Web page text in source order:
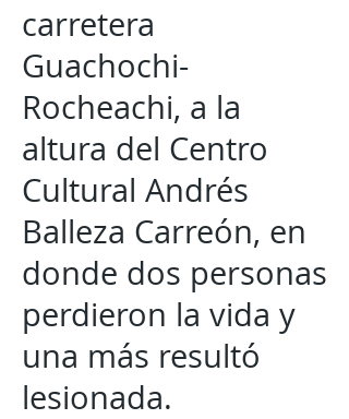
carretera
Guachochi-
Rocheachi, a la
altura del Centro
Cultural Andrés
Balleza Carreón, en
donde dos personas
perdieron la vida y
una más resultó
lesionada.